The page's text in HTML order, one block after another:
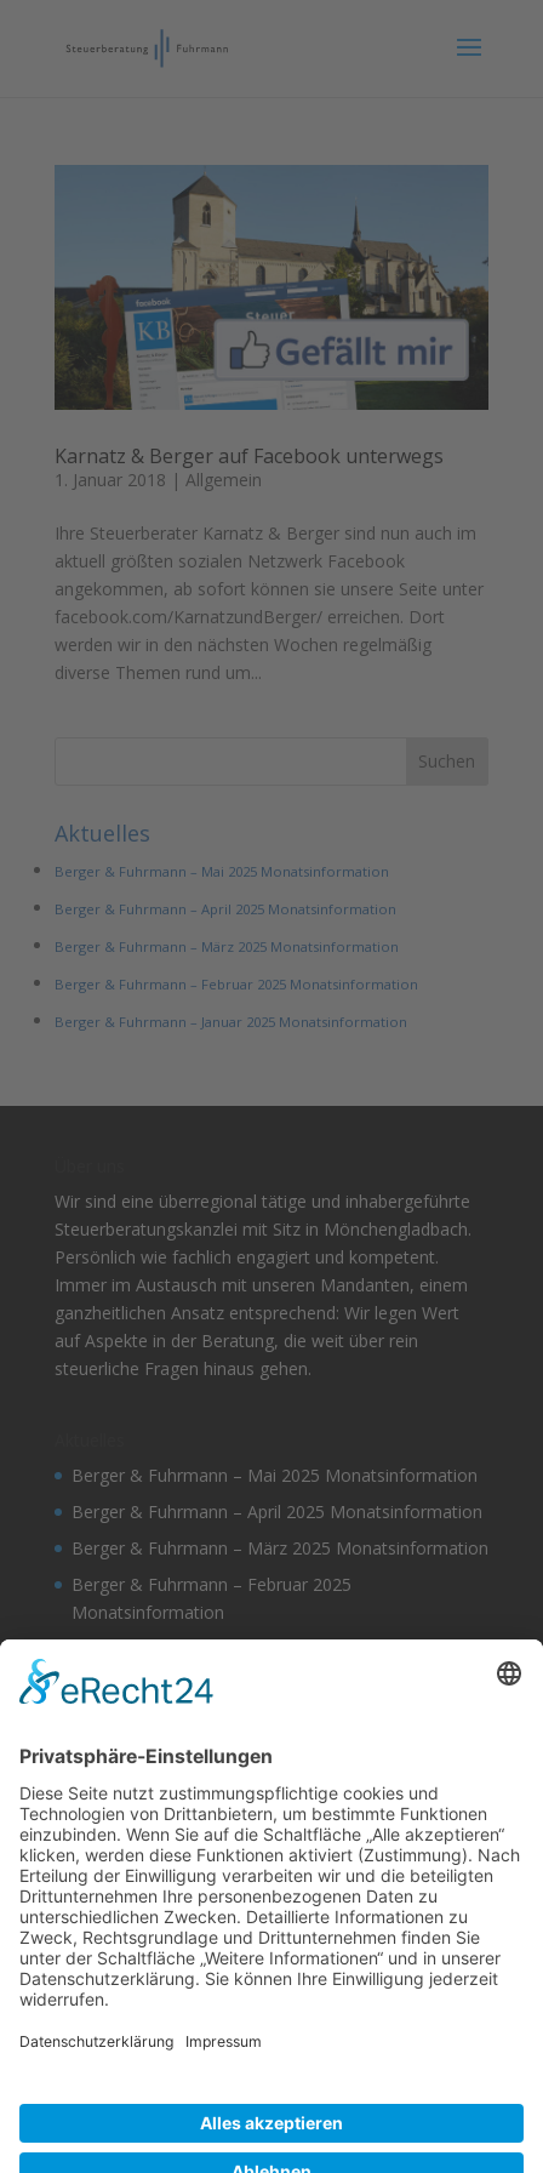
Karnatz & Berger auf Facebook unterwegs
1. Januar 2018 | Allgemein
Ihre Steuerberater Karnatz & Berger sind nun auch im
aktuell größten sozialen Netzwerk Facebook
angekommen, ab sofort können sie unsere Seite unter
facebook.com/KarnatzundBerger/ erreichen. Dort
werden wir in den nächsten Wochen regelmäßig
diverse Themen rund um...
Aktuelles
Berger & Fuhrmann – Mai 2025 Monatsinformation
Berger & Fuhrmann – April 2025 Monatsinformation
Berger & Fuhrmann – März 2025 Monatsinformation
Berger & Fuhrmann – Februar 2025 Monatsinformation
Berger & Fuhrmann – Januar 2025 Monatsinformation
Wir sind eine überregional tätige und inhabergeführte
Steuerberatungskanzlei mit Sitz in Mönchengladbach.
Persönlich wie fachlich engagiert und kompetent.
Immer im Austausch mit unseren Mandanten, einem
ganzheitlichen Ansatz entsprechend: Wir legen Wert
auf Aspekte in der Beratung, die weit über rein
steuerliche Fragen hinaus gehen.
Berger & Fuhrmann – Mai 2025 Monatsinformation
Berger & Fuhrmann – April 2025 Monatsinformation
Berger & Fuhrmann – März 2025 Monatsinformation
Berger & Fuhrmann – Februar 2025
Monatsinformation
Monatsinformation
Suche
Datenschutz
Cookie-Einstellungen
Sonstige
Kontakt
Facebook
Anfahrt & Lageplan